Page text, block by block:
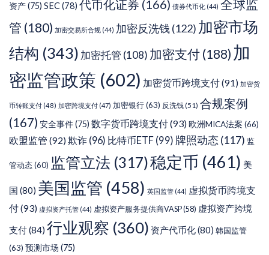
资产(75) SEC(78) 代币化证券 (166) 债券代币化 (44) 全球监
管 (180) 加密交易所合规 (44) 加密反洗钱 (122) 加密市场
结构 (343) 加密托管 (108) 加密支付 (188) 加
密监管政策 (602) 加密货币跨境支付(91) 加密货
币转账支付 (48) 加密跨境支付 (47) 加密银行(63) 反洗钱(51) 合规案例
(167) 安全事件(75) 数字货币跨境支付(93)欧洲MICA法案 (66)
欧盟监管 (92)欺诈 (96) 比特币ETF (99) 牌照动态 (117) 监
管动态(60) 监管立法 (317)稳定币 (461) 美
国 (80) 美国监管 (458) 英国监管 (44) 虚拟货币跨境支
付(93) 虚拟资产托管 (44) 虚拟资产服务提供商VASP(58) 虚拟资产跨境
支付(84) 行业观察 (360) 资产代币化(80) 韩国监管
(63) 预测市场 (75)